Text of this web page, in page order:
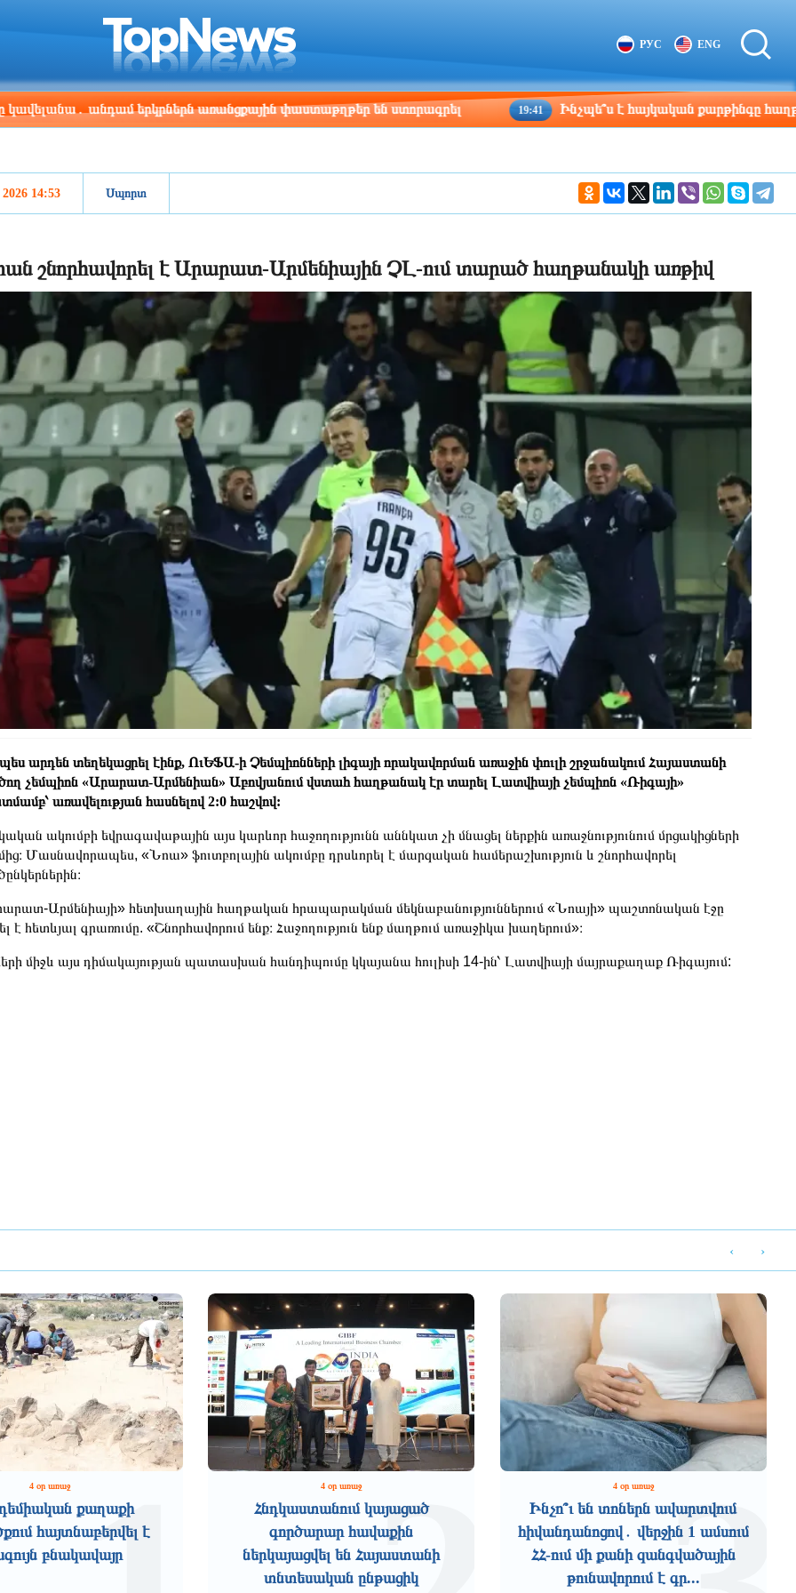
Los Angeles
11:07
Beijing
02:07 РУС ENG
անդամ երկրներն առանցքային փաստաթղթեր են ստորագրել Ինչպե՞ս է հայկական քարթինգը
2026 14:53 Սպորտ
շնորհավորել է Արարատ-Արմենիային ՉԼ-ում տարած հաղթանակի առթիվ
արդեն տեղեկացրել էինք, ՈւԵՖԱ-ի Չեմպիոնների լիգայի որակավորման առաջին փուլի շրջանակում Հայաստանի
չեմպիոն «Արարատ-Արմենիան» Աբովյանում վստահ հաղթանակ էր տարել Լատվիայի չեմպիոն «Ռիգայի»
առավելության հասնելով 2:0 հաշվով:
ակումբի եվրագավաթային այս կարևոր հաջողությունն աննկատ չի մնացել ներքին առաջնությունում մրցակիցների
Մասնավորապես, «Նոա» ֆուտբոլային ակումբը դրսևորել է մարզական համերաշխություն և շնորհավորել
Արմենիայի» հետխաղային հաղթական հրապարակման մեկնաբանություններում «Նոայի» պաշտոնական էջը
է հետևյալ գրառումը. «Շնորհավորում ենք։ Հաջողություն ենք մաղթում առաջիկա խաղերում»։
միջև այս դիմակայության պատասխան հանդիպումը կկայանա հուլիսի 14-ին՝ Լատվիայի մայրաքաղաք Ռիգայում:
4 օր առաջ
քաղաքի
հայտնաբերվել է
բնակավայր
4 օր առաջ
Հնդկաստանում կայացած
գործարար հավաքին
ներկայացվել են Հայաստանի
տնտեսական ընթացիկ
4 օր առաջ
Ինչո՞ւ են տոներն ավարտվում
հիվանդանոցով․ վերջին 1 ամսում
ՀՀ-ում մի քանի զանգվածային
թունավորում է գր...
‹ ›